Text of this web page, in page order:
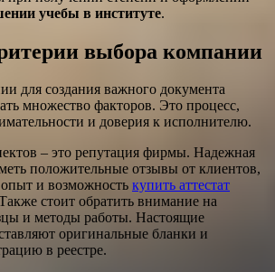
учебы в институте.
выбора компании
для создания важного документа
множество факторов. Это процесс,
и доверия к исполнителю.
– это репутация фирмы. Надежная
положительные отзывы от клиентов,
и возможность купить аттестат
стоит обратить внимание на
и методы работы. Настоящие
оригинальные бланки и
в реестре.